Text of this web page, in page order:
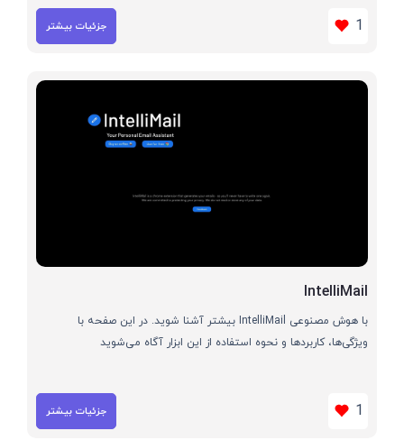
1 جزئیات بیشتر
IntelliMail
با هوش مصنوعی IntelliMail بیشتر آشنا شوید. در این صفحه با
ویژگی‌ها، کاربردها و نحوه استفاده از این ابزار آگاه می‌شوید
1 جزئیات بیشتر